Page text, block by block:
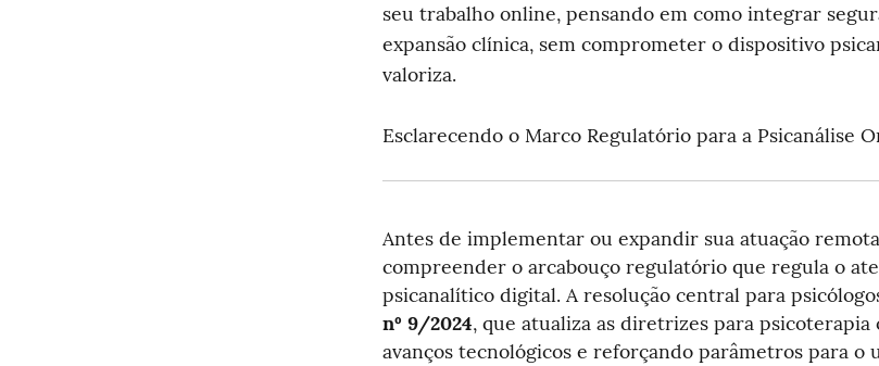
seu trabalho online, pensando em como integrar
expansão clínica, sem comprometer o dispositivo
valoriza.
Esclarecendo o Marco Regulatório para a Psicanálise
Antes de implementar ou expandir sua atuação
compreender o arcabouço regulatório que regula o
psicanalítico digital. A resolução central para
nº 9/2024, que atualiza as diretrizes para
avanços tecnológicos e reforçando parâmetros para o